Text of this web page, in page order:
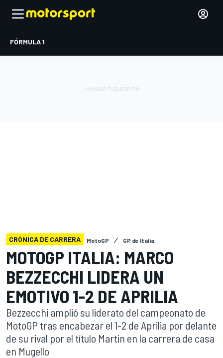
FÓRMULA 1
CRÓNICA DE CARRERA MotoGP GP de Italia
MOTOGP ITALIA: MARCO
BEZZECCHI LIDERA UN
EMOTIVO 1-2 DE APRILIA
Bezzecchi amplió su liderato del campeonato de
MotoGP tras encabezar el 1-2 de Aprilia por delante
de su rival por el título Martin en la carrera de casa
en Mugello